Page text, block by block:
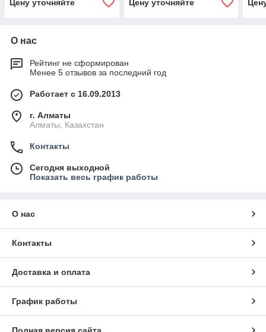
Цену уточняйте
Цену уточняйте
О нас
Рейтинг не сформирован
Менее 5 отзывов за последний год
Работает с 16.09.2013
г. Алматы
Алматы, Казахстан
Контакты
Сегодня выходной
Показать весь график работы
О нас
Контакты
Доставка и оплата
График работы